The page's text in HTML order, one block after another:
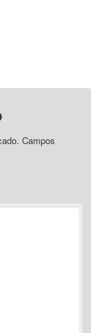
Campos